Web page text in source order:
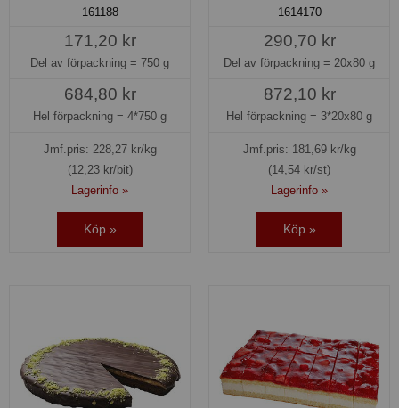
161188
171,20 kr
Del av förpackning = 750 g
684,80 kr
Hel förpackning = 4*750 g
Jmf.pris: 228,27kr/kg
(12,23 kr/bit)
Lagerinfo »
Köp »
1614170
290,70 kr
Del av förpackning = 20x80 g
872,10 kr
Hel förpackning = 3*20x80 g
Jmf.pris: 181,69kr/kg
(14,54 kr/st)
Lagerinfo »
Köp »